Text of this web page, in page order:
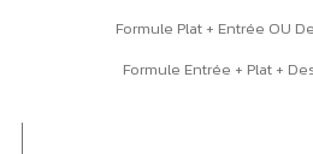
Formule Plat + Entrée OU
Formule Entrée + Plat +